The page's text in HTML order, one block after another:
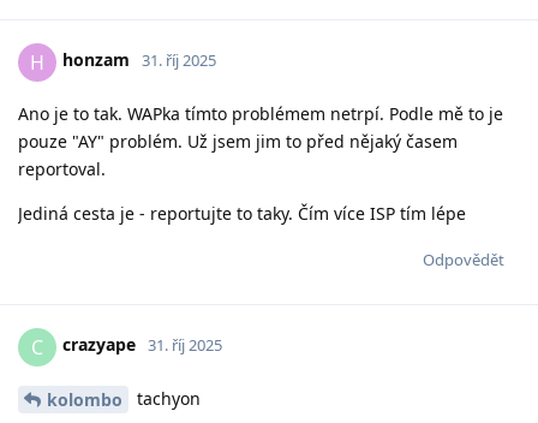
H honzam 31. říj 2025
Ano je to tak. WAPka tímto problémem netrpí. Podle mě to je
pouze "AY" problém. Už jsem jim to před nějaký časem
reportoval.
Jediná cesta je - reportujte to taky. Čím více ISP tím lépe
Odpovědět
C crazyape 31. říj 2025
kolombo tachyon